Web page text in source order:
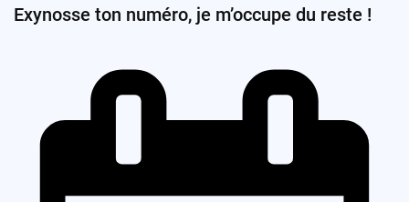
Exynosse ton numéro, je m’occupe du reste !